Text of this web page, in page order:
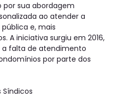
por sua abordagem
ao atender a
e, mais
A iniciativa surgiu em 2016,
a falta de atendimento
por parte dos